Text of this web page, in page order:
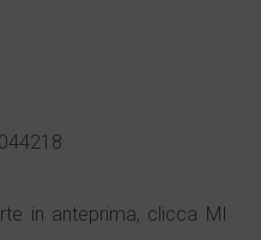
in anteprima, clicca MI